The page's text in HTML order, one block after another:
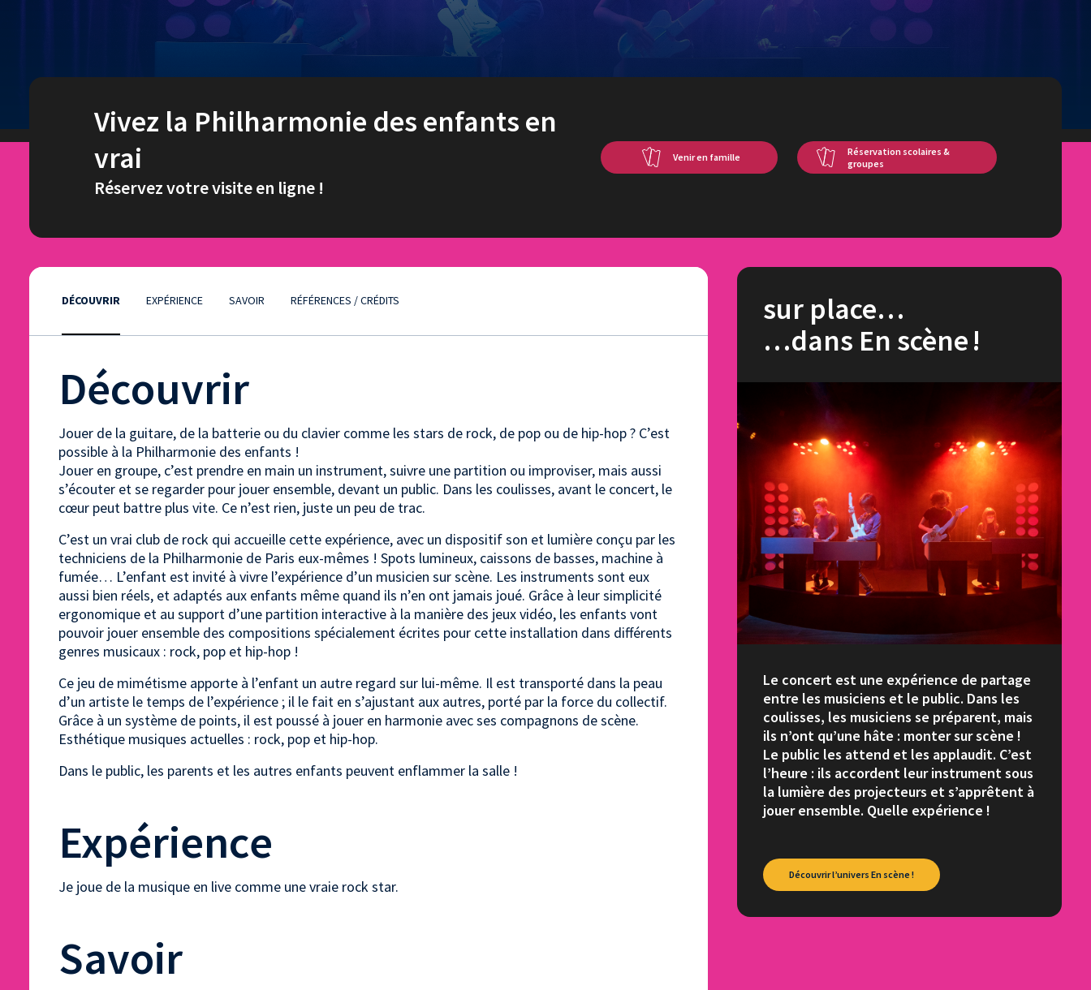
Vivez la Philharmonie des enfants en
vrai
Réservez votre visite en ligne !
Venir en famille
Réservation scolaires &
groupes
DÉCOUVRIR EXPÉRIENCE SAVOIR RÉFÉRENCES / CRÉDITS
Découvrir
Jouer de la guitare, de la batterie ou du clavier comme les stars de rock, de pop ou de hip-hop ? C’est
possible à la Philharmonie des enfants !
Jouer en groupe, c’est prendre en main un instrument, suivre une partition ou improviser, mais aussi
s’écouter et se regarder pour jouer ensemble, devant un public. Dans les coulisses, avant le concert, le
cœur peut battre plus vite. Ce n’est rien, juste un peu de trac.
C’est un vrai club de rock qui accueille cette expérience, avec un dispositif son et lumière conçu par les
techniciens de la Philharmonie de Paris eux-mêmes ! Spots lumineux, caissons de basses, machine à
fumée… L’enfant est invité à vivre l’expérience d’un musicien sur scène. Les instruments sont eux
aussi bien réels, et adaptés aux enfants même quand ils n’en ont jamais joué. Grâce à leur simplicité
ergonomique et au support d’une partition interactive à la manière des jeux vidéo, les enfants vont
pouvoir jouer ensemble des compositions spécialement écrites pour cette installation dans différents
genres musicaux : rock, pop et hip-hop !
Ce jeu de mimétisme apporte à l’enfant un autre regard sur lui-même. Il est transporté dans la peau
d’un artiste le temps de l’expérience ; il le fait en s’ajustant aux autres, porté par la force du collectif.
Grâce à un système de points, il est poussé à jouer en harmonie avec ses compagnons de scène.
Esthétique musiques actuelles : rock, pop et hip-hop.
Dans le public, les parents et les autres enfants peuvent enflammer la salle !
Expérience
Je joue de la musique en live comme une vraie rock star.
Savoir
sur place…
…dans En scène !
Le concert est une expérience de partage
entre les musiciens et le public. Dans les
coulisses, les musiciens se préparent, mais
ils n’ont qu’une hâte : monter sur scène !
Le public les attend et les applaudit. C’est
l’heure : ils accordent leur instrument sous
la lumière des projecteurs et s’apprêtent à
jouer ensemble. Quelle expérience !
Découvrir l’univers En scène !